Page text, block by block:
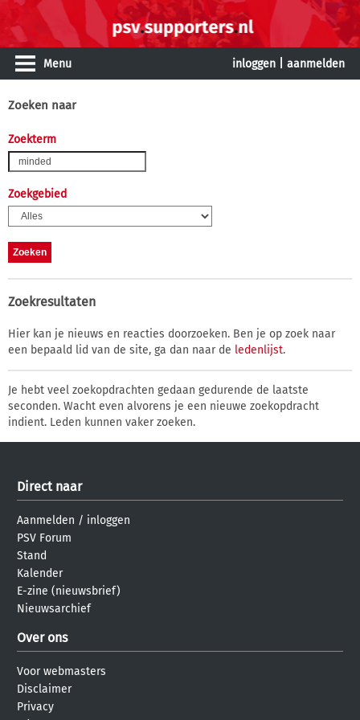
Menu inloggen aanmelden
Zoeken naar
Zoekterm
Zoekgebied
Zoekresultaten
Hier kan je nieuws en reacties doorzoeken. Ben je op zoek naar
een bepaald lid van de site, ga dan naar de ledenlijst.
Je hebt veel zoekopdrachten gedaan gedurende de laatste
seconden. Wacht even alvorens je een nieuwe zoekopdracht
indient. Leden kunnen vaker zoeken.
Direct naar
Aanmelden / inloggen
PSV Forum
Stand
Kalender
E-zine (nieuwsbrief)
Nieuwsarchief
Over ons
Voor webmasters
Disclaimer
Privacy